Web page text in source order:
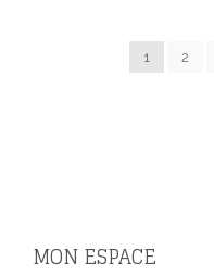
1 2
MON ESPACE